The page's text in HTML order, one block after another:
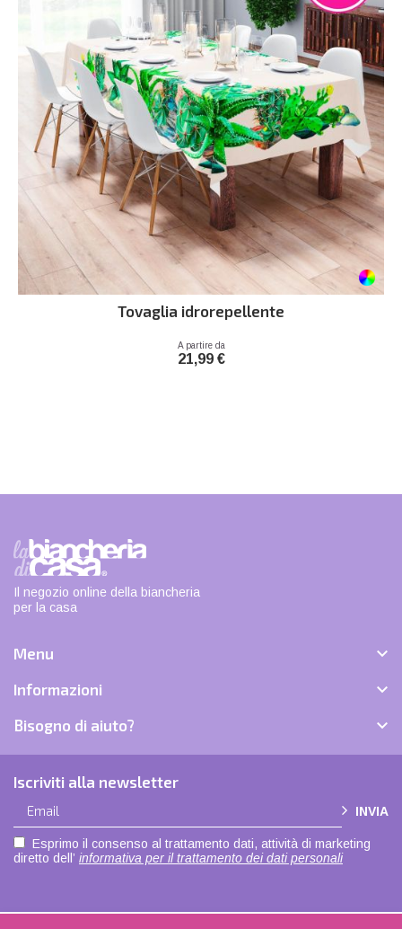
Tovaglia idrorepellente
A partire da
Prezzo
21,99 €
Il negozio online della biancheria
per la casa
Menu 
Informazioni 
Bisogno di aiuto? 
Iscriviti alla newsletter
INVIA
Esprimo il consenso al trattamento dati, attività di marketing
diretto dell’ informativa per il trattamento dei dati personali